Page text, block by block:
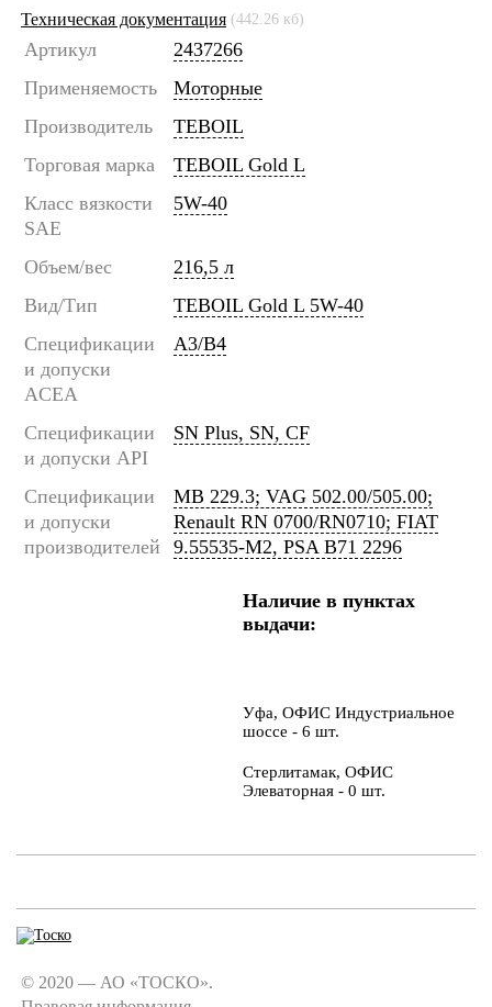
Техническая документация (442.26 кб)
Артикул
2437266
Применяемость
Моторные
Производитель
TEBOIL
Торговая марка
TEBOIL Gold L
Класс вязкости
SAE
5W-40
Объем/вес
216,5 л
Вид/Тип
TEBOIL Gold L 5W-40
Спецификации
и допуски
ACEA
A3/B4
Спецификации
и допуски API
SN Plus, SN, CF
Спецификации
и допуски
производителей
MB 229.3; VAG 502.00/505.00;
Renault RN 0700/RN0710; FIAT
9.55535-M2, PSA B71 2296
Наличие в пунктах
выдачи:
Уфа, ОФИС Индустриальное
шоссе - 6 шт.
Стерлитамак, ОФИС
Элеваторная - 0 шт.
© 2020 — АО «ТОСКО».